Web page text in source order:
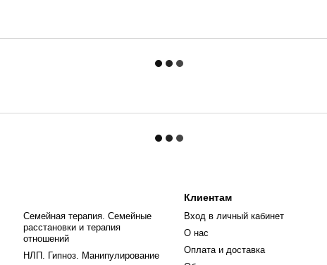
Семейная терапия. Семейные
расстановки и терапия
отношений
НЛП. Гипноз. Манипулирование
Клиентам
Вход в личный кабинет
О нас
Оплата и доставка